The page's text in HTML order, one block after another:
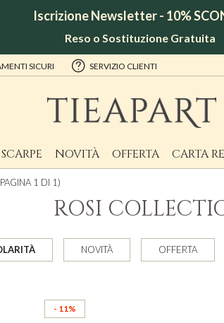
Iscrizione Newsletter - 10%
Reso o Sostituzione Gratuita
SICURI SERVIZIO CLIENTI
SCARPE NOVITÀ OFFERTA CARTA
1 DI 1)
ROSI
NOVITÀ OFFERTA
- 11%